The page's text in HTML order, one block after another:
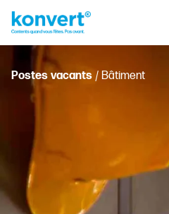
Postes vacants / Bâtiment